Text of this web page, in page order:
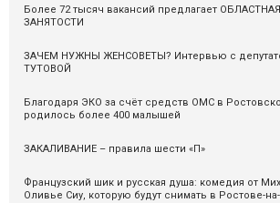
Более 72 тысяч вакансий предлагает
ЗАНЯТОСТИ
ЗАЧЕМ НУЖНЫ ЖЕНСОВЕТЫ? Интервью с
ТУТОВОЙ
Благодаря ЭКО за счёт средств ОМС в
родилось более 400 малышей
ЗАКАЛИВАНИЕ – правила шести «П»
Французский шик и русская душа: комедия от
Оливье Сиу, которую будут снимать в Ростове-